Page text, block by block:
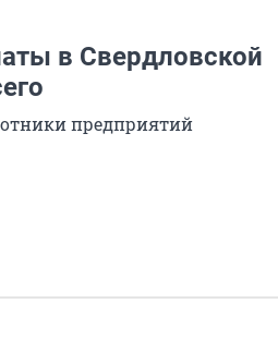
в Свердловской
предприятий